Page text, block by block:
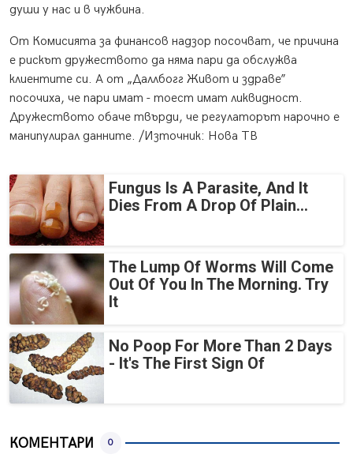
души у нас и в чужбина.
От Комисията за финансов надзор посочват, че причина
е рискът дружеството да няма пари да обслужва
клиентите си. А от „Даллбогг Живот и здраве”
посочиха, че пари имат - тоест имат ликвидност.
Дружеството обаче твърди, че регулаторът нарочно е
манипулирал данните. /Източник: Нова ТВ
Fungus Is A Parasite, And It
Dies From A Drop Of Plain...
The Lump Of Worms Will Come
Out Of You In The Morning. Try
It
No Poop For More Than 2 Days
- It's The First Sign Of
КОМЕНТАРИ 0